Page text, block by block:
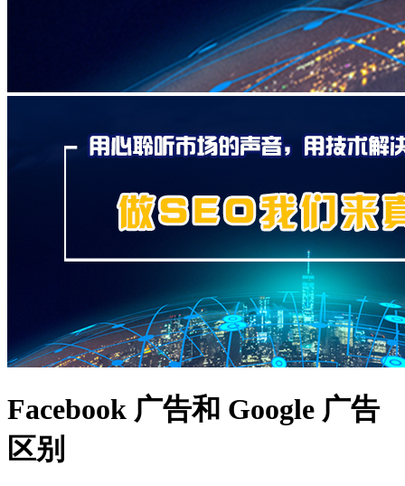
Facebook 广告和 Google 广告
区别